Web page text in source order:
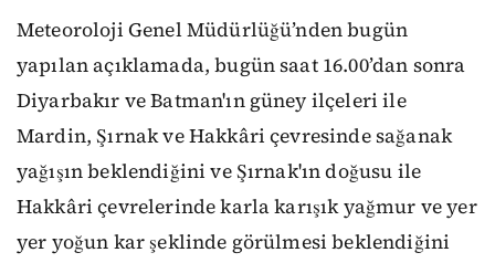
Meteoroloji Genel Müdürlüğü’nden bugün
yapılan açıklamada, bugün saat 16.00’dan sonra
Diyarbakır ve Batman'ın güney ilçeleri ile
Mardin, Şırnak ve Hakkâri çevresinde sağanak
yağışın beklendiğini ve Şırnak'ın doğusu ile
Hakkâri çevrelerinde karla karışık yağmur ve yer
yer yoğun kar şeklinde görülmesi beklendiğini